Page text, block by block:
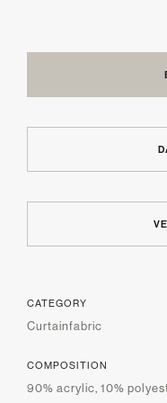
CATEGORY
Curtainfabric
COMPOSITION
90% acrylic, 10%